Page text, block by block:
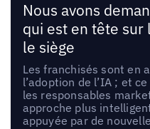
Nous avons
qui est en tête sur
le siège
Les franchisés sont en
l’adoption de l’IA ; et
les responsables
approche plus
appuyée par de